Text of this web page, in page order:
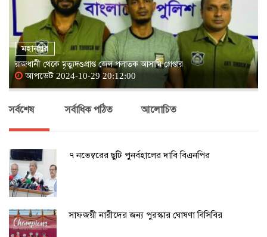
মহানগর
রাজধানী থেকে মৃত্যুদণ্ডপ্রাপ্ত জেল পলাতক আসামি গ্রেপ্তার
আপডেট 2024-10-29 20:12:00
সর্বশেষ সর্বাধিক পঠিত আলোচিত
৭ নভেম্বরের ছুটি পুনর্বহালের দাবি বিএনপির
সাফজয়ী নারীদের জন্য পুরস্কার ঘোষণা বিসিবির